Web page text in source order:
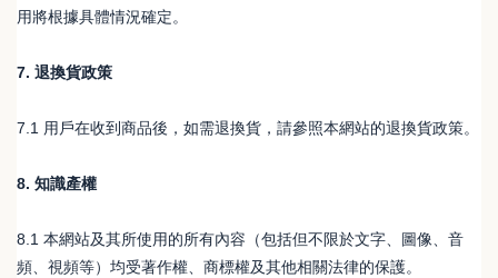
用將根據具體情況確定。
7. 退換貨政策
7.1 用戶在收到商品後，如需退換貨，請參照本網站的退換貨政策。
8. 知識產權
8.1 本網站及其所使用的所有內容（包括但不限於文字、圖像、音
頻、視頻等）均受著作權、商標權及其他相關法律的保護。